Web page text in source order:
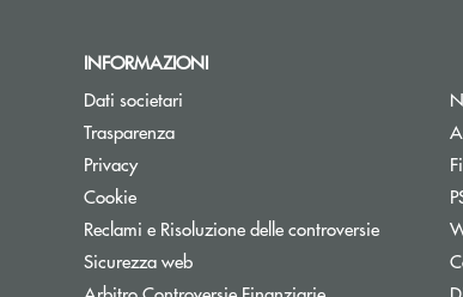
INFORMAZIONI
Dati societari
Trasparenza
Privacy
Cookie
Reclami e Risoluzione delle controversie
Sicurezza web
Apre una nuova